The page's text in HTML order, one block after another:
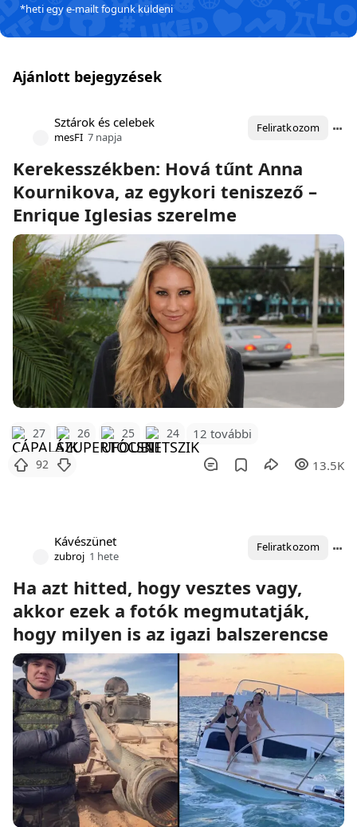
*heti egy e-mailt fogunk küldeni
Ajánlott bejegyzések
Sztárok és celebek
mesFI 7 napja
Feliratkozom
Kerekesszékben: Hová tűnt Anna
Kournikova, az egykori teniszező –
Enrique Iglesias szerelme
27 26 25 24 12 további
92 13.5K
Kávészünet
zubroj 1 hete
Feliratkozom
Ha azt hitted, hogy vesztes vagy,
akkor ezek a fotók megmutatják,
hogy milyen is az igazi balszerencse